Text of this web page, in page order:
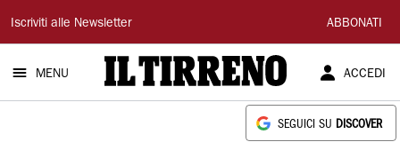
Il
Tirreno
Iscriviti alle Newsletter ABBONATI
MENU ACCEDI
SEGUICI SU DISCOVER